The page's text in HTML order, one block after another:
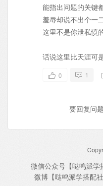
能指出问题的关键
羞辱却说不出个一
这里不是你泄私愤
话说这里比天涯可
0 1
要回复问
微信公众号【哒鸣派
微博【哒鸣派学搭配